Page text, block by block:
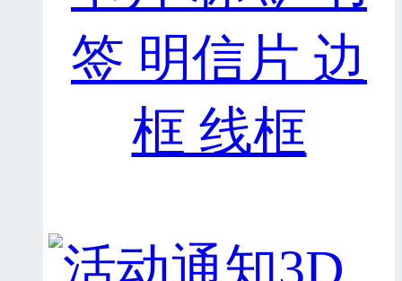
签 明信片 边
框 线框